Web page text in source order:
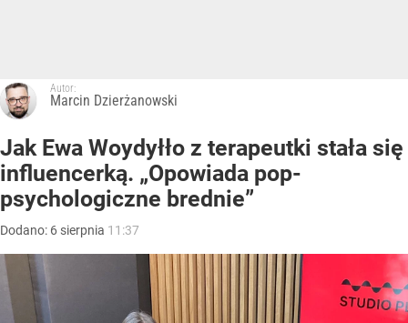
Autor:
Marcin Dzierżanowski
Jak Ewa Woydyłło z terapeutki stała się
influencerką. „Opowiada pop-
psychologiczne brednie”
Dodano: 6 sierpnia 11:37